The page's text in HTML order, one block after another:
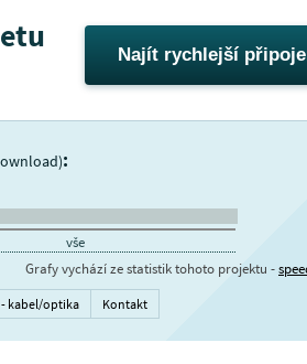
Najít rychlejší
:
vše
Grafy vychází ze statistik tohoto projektu -
kabel/optika Kontakt